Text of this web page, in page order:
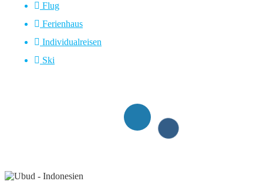
Flug
Ferienhaus
Individualreisen
Ski